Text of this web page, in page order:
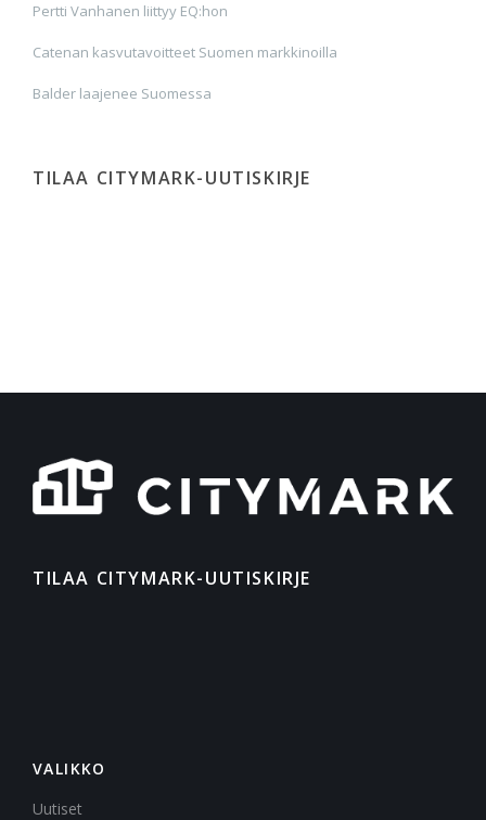
Pertti Vanhanen liittyy EQ:hon
Catenan kasvutavoitteet Suomen markkinoilla
Balder laajenee Suomessa
TILAA CITYMARK-UUTISKIRJE
TILAA CITYMARK-UUTISKIRJE
VALIKKO
Uutiset